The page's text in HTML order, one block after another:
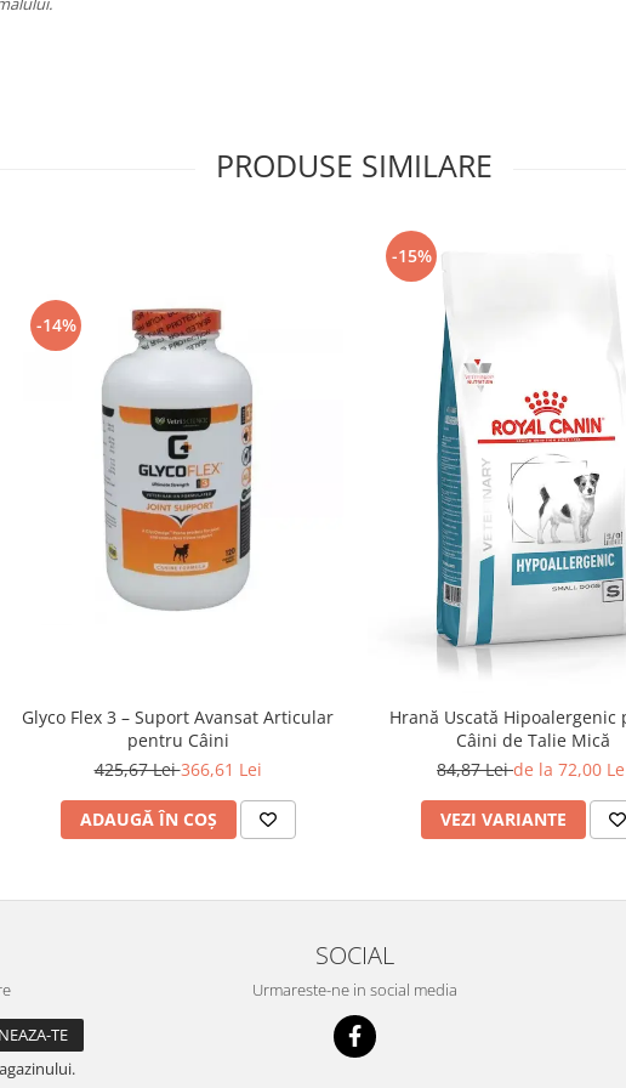
PRODUSE SIMILARE
-14%
Glyco Flex 3 – Suport Avansat Articular
pentru Câini
425,67 Lei366,61 Lei
ADAUGĂ ÎN COȘ
-15%
Hrană Uscată Hipoalergenic
Câini de Talie Mică
84,87 Leide la 72,00
VEZI VARIANTE
SOCIAL
Urmareste-ne in social media